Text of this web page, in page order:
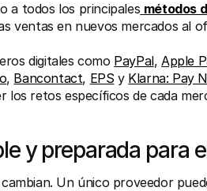
a todos los principales métodos
ventas en nuevos mercados al
digitales como PayPal, Apple
, Bancontact, EPS y Klarna: Pay
los retos específicos de cada
y preparada para
Un único proveedor